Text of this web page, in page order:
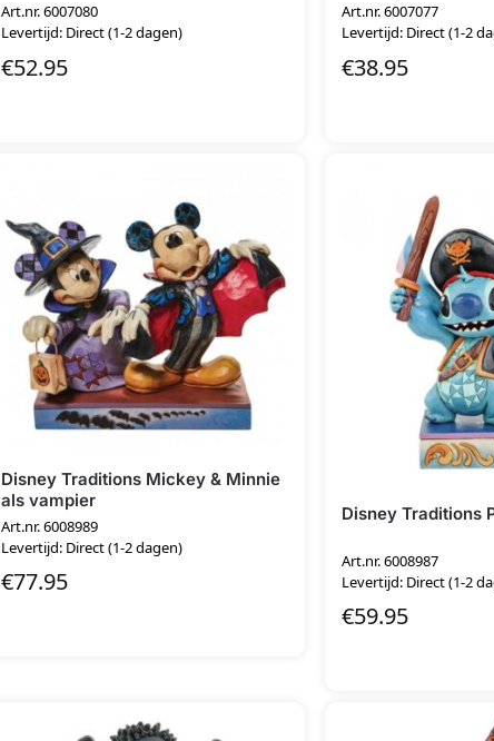
Art.nr. 6007080
Levertijd: Direct (1-2 dagen)
€52.95
Art.nr. 6007077
Levertijd: Direct (1-2
€38.95
Disney Traditions Mickey & Minnie
als vampier
Art.nr. 6008989
Levertijd: Direct (1-2 dagen)
€77.95
Disney Traditions
Art.nr. 6008987
Levertijd: Direct (1-2
€59.95